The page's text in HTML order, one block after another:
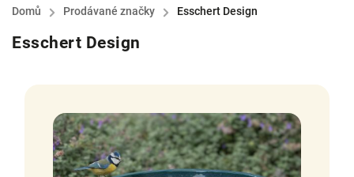
Domů / Prodávané značky / Esschert Design
Esschert Design